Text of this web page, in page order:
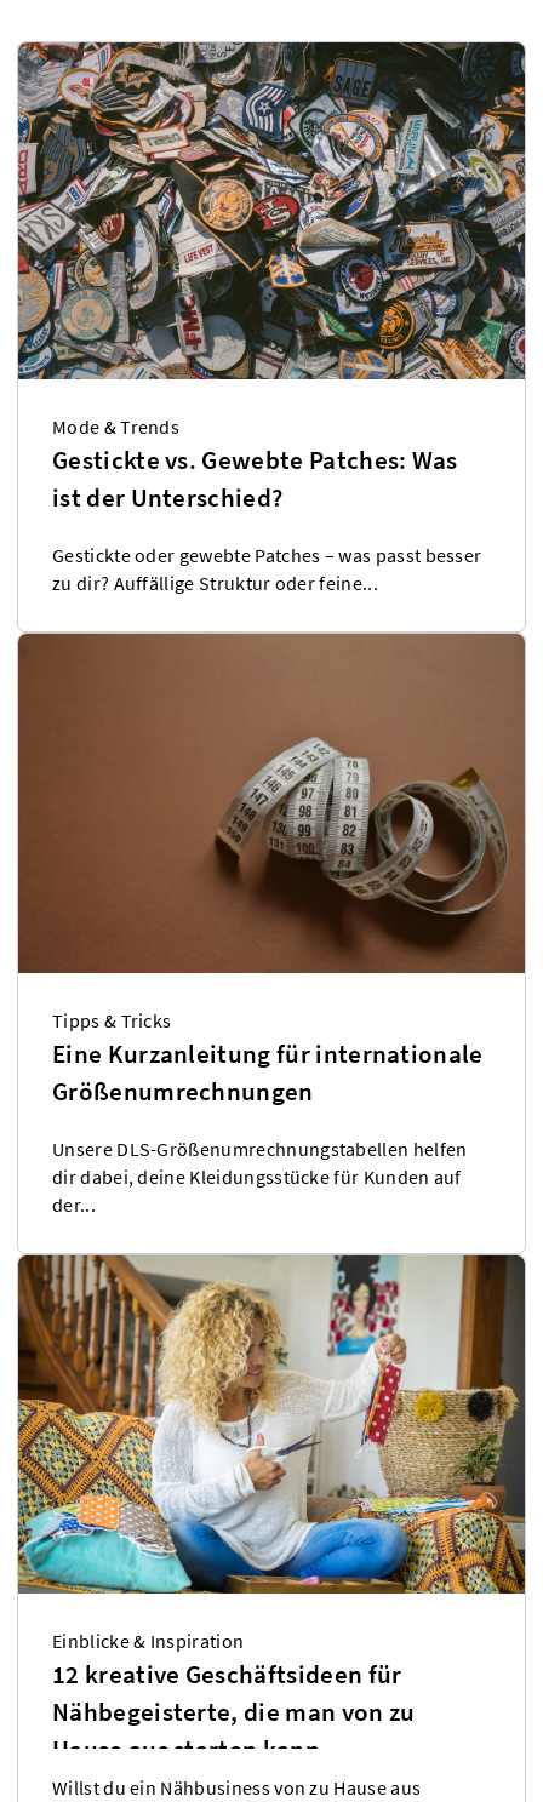
Mode & Trends
Gestickte vs. Gewebte Patches: Was
ist der Unterschied?
Gestickte oder gewebte Patches – was passt besser
zu dir? Auffällige Struktur oder feine...
Tipps & Tricks
Eine Kurzanleitung für internationale
Größenumrechnungen
Unsere DLS-Größenumrechnungstabellen helfen
dir dabei, deine Kleidungsstücke für Kunden auf
der...
Einblicke & Inspiration
12 kreative Geschäftsideen für
Nähbegeisterte, die man von zu
Hause aus starten kann
Willst du ein Nähbusiness von zu Hause aus